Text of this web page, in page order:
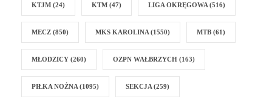
KTJM (24) KTM (47) LIGA OKRĘGOWA (516)
MECZ (850) MKS KAROLINA (1550) MTB (61)
MŁODZICY (260) OZPN WAŁBRZYCH (163)
PIŁKA NOŻNA (1095) SEKCJA (259)